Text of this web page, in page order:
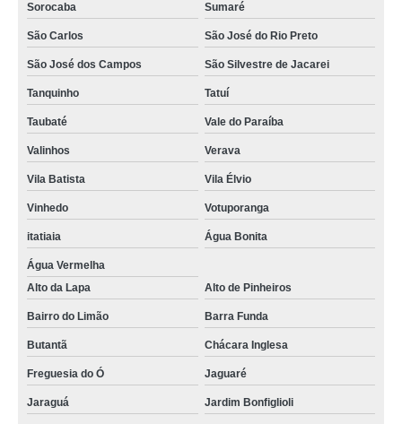
Sorocaba Sumaré
São Carlos São José do Rio Preto
São José dos Campos São Silvestre de Jacarei
Tanquinho Tatuí
Taubaté Vale do Paraíba
Valinhos Verava
Vila Batista Vila Élvio
Vinhedo Votuporanga
itatiaia Água Bonita
Água Vermelha
Alto da Lapa
Alto de Pinheiros
Bairro do Limão Barra Funda
Butantã Chácara Inglesa
Freguesia do Ó Jaguaré
Jaraguá Jardim Bonfiglioli